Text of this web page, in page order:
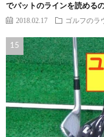
でパットのラインを読める
2018.02.17 ゴルフのラ